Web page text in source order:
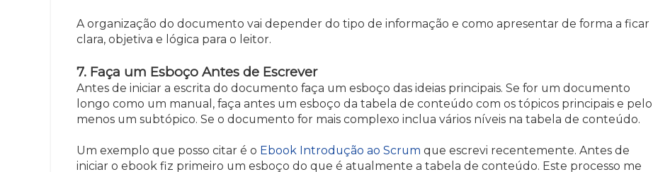
A organização do documento vai depender do tipo de informação e como apresentar de forma a ficar
clara, objetiva e lógica para o leitor.
7. Faça um Esboço Antes de Escrever
Antes de iniciar a escrita do documento faça um esboço das ideias principais. Se for um documento
longo como um manual, faça antes um esboço da tabela de conteúdo com os tópicos principais e pelo
menos um subtópico. Se o documento for mais complexo inclua vários níveis na tabela de conteúdo.
Um exemplo que posso citar é o Ebook Introdução ao Scrum que escrevi recentemente. Antes de
iniciar o ebook fiz primeiro um esboço do que é atualmente a tabela de conteúdo. Este processo me